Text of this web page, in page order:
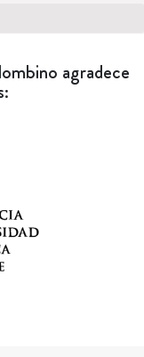
agradece